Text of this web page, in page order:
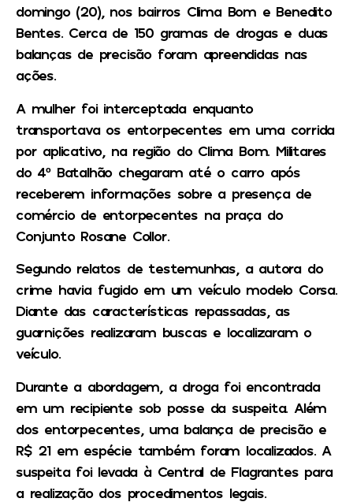
domingo (20), nos bairros Clima Bom e Benedito
Bentes. Cerca de 150 gramas de drogas e duas
balanças de precisão foram apreendidas nas
ações.
A mulher foi interceptada enquanto
transportava os entorpecentes em uma corrida
por aplicativo, na região do Clima Bom. Militares
do 4º Batalhão chegaram até o carro após
receberem informações sobre a presença de
comércio de entorpecentes na praça do
Conjunto Rosane Collor.
Segundo relatos de testemunhas, a autora do
crime havia fugido em um veículo modelo Corsa.
Diante das características repassadas, as
guarnições realizaram buscas e localizaram o
veículo.
Durante a abordagem, a droga foi encontrada
em um recipiente sob posse da suspeita. Além
dos entorpecentes, uma balança de precisão e
R$ 21 em espécie também foram localizados. A
suspeita foi levada à Central de Flagrantes para
a realização dos procedimentos legais.